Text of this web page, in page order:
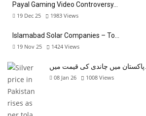
Payal Gaming Video Controversy…
19 Dec 25 1983 Views
Islamabad Solar Companies – To…
19 Nov 25 1424 Views
08 Jan 26 1008 Views